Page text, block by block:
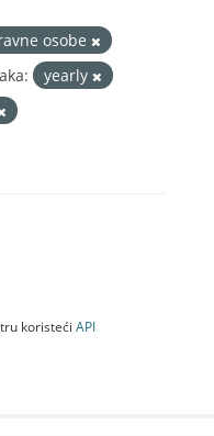
osobe
yearly
koristeći API